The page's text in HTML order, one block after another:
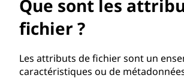
Que sont les
fichier ?
Les attributs de fichier sont un
caractéristiques ou de